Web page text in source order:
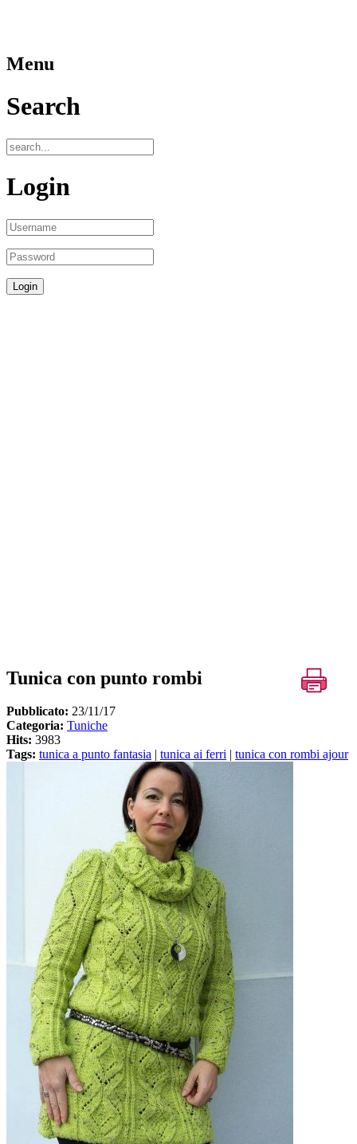
Menu
Search
Login
Tunica con punto rombi
Pubblicato: 23/11/17
Categoria: Tuniche
Hits: 3983
Tags: tunica a punto fantasia tunica ai ferri tunica con rombi ajour